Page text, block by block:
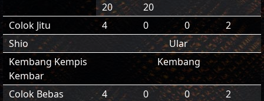
20
20
Colok Jitu
4 0 0
2
Shio
Ular
Kembang Kempis
Kembar
Kembang
Colok Bebas 4 0 0
2